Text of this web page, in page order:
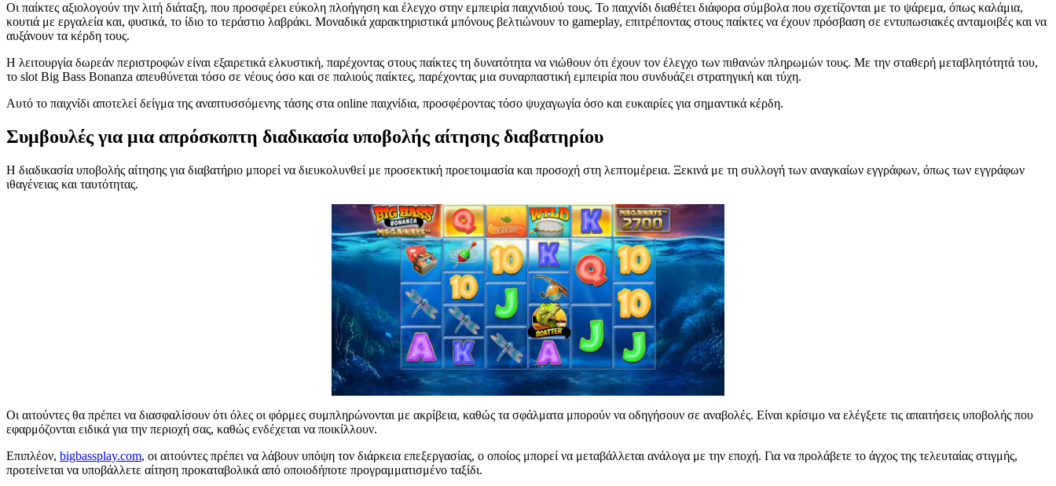
Οι παίκτες αξιολογούν την λιτή διάταξη, που προσφέρει εύκολη πλοήγηση και έλεγχο στην εμπειρία παιχνιδιού τους. Το παιχνίδι διαθέτει διάφορα σύμβολα που σχετίζονται με το ψάρεμα, όπως καλάμια,
κουτιά με εργαλεία και, φυσικά, το ίδιο το τεράστιο λαβράκι. Μοναδικά χαρακτηριστικά μπόνους βελτιώνουν το gameplay, επιτρέποντας στους παίκτες να έχουν πρόσβαση σε εντυπωσιακές ανταμοιβές και να
αυξάνουν τα κέρδη τους.
Η λειτουργία δωρεάν περιστροφών είναι εξαιρετικά ελκυστική, παρέχοντας στους παίκτες τη δυνατότητα να νιώθουν ότι έχουν τον έλεγχο των πιθανών πληρωμών τους. Με την σταθερή μεταβλητότητά του,
το slot Big Bass Bonanza απευθύνεται τόσο σε νέους όσο και σε παλιούς παίκτες, παρέχοντας μια συναρπαστική εμπειρία που συνδυάζει στρατηγική και τύχη.
Αυτό το παιχνίδι αποτελεί δείγμα της αναπτυσσόμενης τάσης στα online παιχνίδια, προσφέροντας τόσο ψυχαγωγία όσο και ευκαιρίες για σημαντικά κέρδη.
Συμβουλές για μια απρόσκοπτη διαδικασία υποβολής αίτησης διαβατηρίου
Η διαδικασία υποβολής αίτησης για διαβατήριο μπορεί να διευκολυνθεί με προσεκτική προετοιμασία και προσοχή στη λεπτομέρεια. Ξεκινά με τη συλλογή των αναγκαίων εγγράφων, όπως των εγγράφων
ιθαγένειας και ταυτότητας.
Οι αιτούντες θα πρέπει να διασφαλίσουν ότι όλες οι φόρμες συμπληρώνονται με ακρίβεια, καθώς τα σφάλματα μπορούν να οδηγήσουν σε αναβολές. Είναι κρίσιμο να ελέγξετε τις απαιτήσεις υποβολής που
εφαρμόζονται ειδικά για την περιοχή σας, καθώς ενδέχεται να ποικίλλουν.
Επιπλέον, bigbassplay.com, οι αιτούντες πρέπει να λάβουν υπόψη τον διάρκεια επεξεργασίας, ο οποίος μπορεί να μεταβάλλεται ανάλογα με την εποχή. Για να προλάβετε το άγχος της τελευταίας στιγμής,
προτείνεται να υποβάλλετε αίτηση προκαταβολικά από οποιοδήποτε προγραμματισμένο ταξίδι.